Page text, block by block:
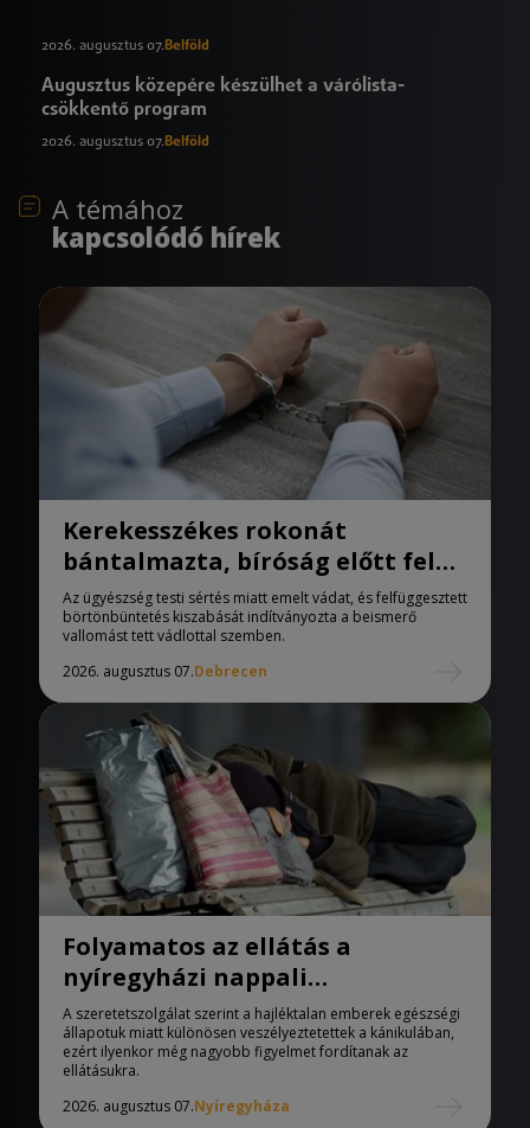
2026. augusztus 07.Belföld
Augusztus közepére készülhet a várólista-
csökkentő program
2026. augusztus 07.Belföld
A témához
kapcsolódó hírek
Kerekesszékes rokonát
bántalmazta, bíróság előtt felel
a férfi
Az ügyészség testi sértés miatt emelt vádat, és felfüggesztett
börtönbüntetés kiszabását indítványozta a beismerő
vallomást tett vádlottal szemben.
2026. augusztus 07.Debrecen
Folyamatos az ellátás a
nyíregyházi nappali
melegedőben
A szeretetszolgálat szerint a hajléktalan emberek egészségi
állapotuk miatt különösen veszélyeztetettek a kánikulában,
ezért ilyenkor még nagyobb figyelmet fordítanak az
ellátásukra.
2026. augusztus 07.Nyíregyháza